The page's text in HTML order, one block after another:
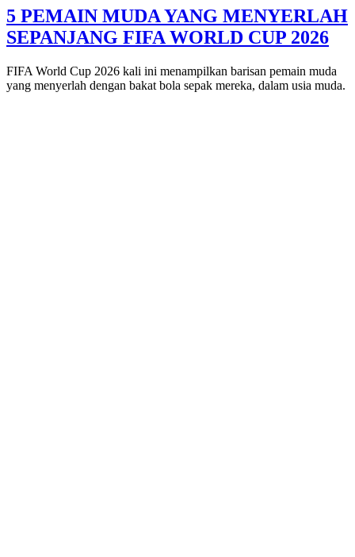
5 PEMAIN MUDA YANG MENYERLAH
SEPANJANG FIFA WORLD CUP 2026
FIFA World Cup 2026 kali ini menampilkan barisan pemain muda
yang menyerlah dengan bakat bola sepak mereka, dalam usia muda.